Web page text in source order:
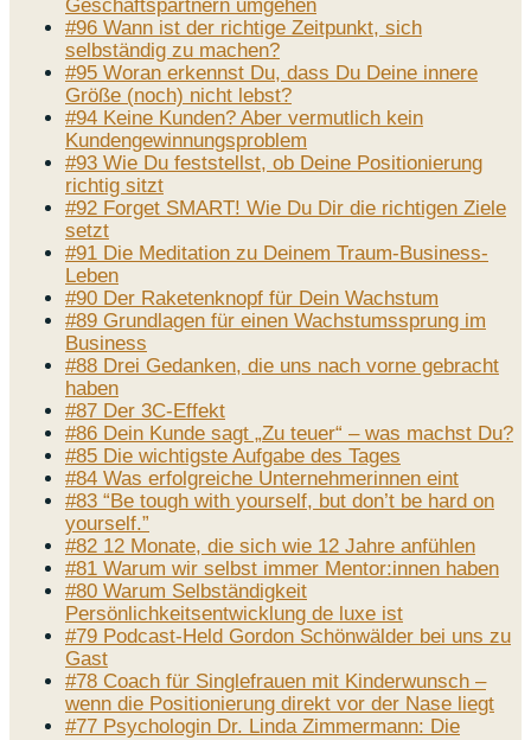
Geschäftspartnern umgehen
#96 Wann ist der richtige Zeitpunkt, sich
selbständig zu machen?
#95 Woran erkennst Du, dass Du Deine innere
Größe (noch) nicht lebst?
#94 Keine Kunden? Aber vermutlich kein
Kundengewinnungsproblem
#93 Wie Du feststellst, ob Deine Positionierung
richtig sitzt
#92 Forget SMART! Wie Du Dir die richtigen Ziele
setzt
#91 Die Meditation zu Deinem Traum-Business-
Leben
#90 Der Raketenknopf für Dein Wachstum
#89 Grundlagen für einen Wachstumssprung im
Business
#88 Drei Gedanken, die uns nach vorne gebracht
haben
#87 Der 3C-Effekt
#86 Dein Kunde sagt „Zu teuer“ – was machst Du?
#85 Die wichtigste Aufgabe des Tages
#84 Was erfolgreiche Unternehmerinnen eint
#83 “Be tough with yourself, but don’t be hard on
yourself.”
#82 12 Monate, die sich wie 12 Jahre anfühlen
#81 Warum wir selbst immer Mentor:innen haben
#80 Warum Selbständigkeit
Persönlichkeitsentwicklung de luxe ist
#79 Podcast-Held Gordon Schönwälder bei uns zu
Gast
#78 Coach für Singlefrauen mit Kinderwunsch –
wenn die Positionierung direkt vor der Nase liegt
#77 Psychologin Dr. Linda Zimmermann: Die